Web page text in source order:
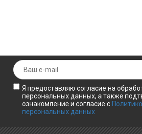
Я предоставляю согласие на
персональных данных, а также
ознакомление и согласие с
персональных данных